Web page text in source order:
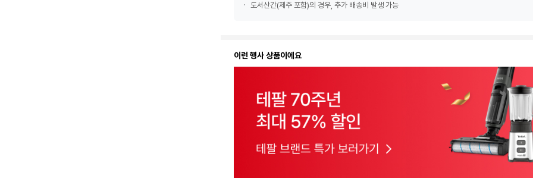
도서산간(제주 포함)의 경우, 추가 배송비 발생 가능
이런 행사 상품이에요